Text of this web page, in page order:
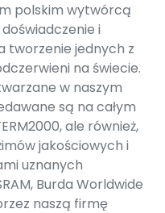
polskim wytwórcą
i
tworzenie jednych z
na świecie.
w naszym
są na całym
ale również,
jakościowych i
uznanych
Burda Worldwide
naszą firmę